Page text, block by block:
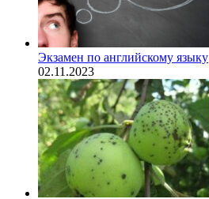
Экзамен по английскому языку
02.11.2023